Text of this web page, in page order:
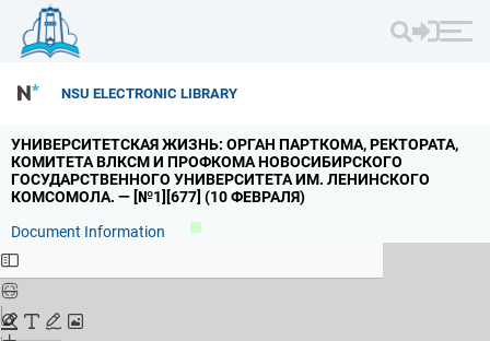
NSU ELECTRONIC LIBRARY
УНИВЕРСИТЕТСКАЯ ЖИЗНЬ: ОРГАН ПАРТКОМА,РЕКТОРАТА,
КОМИТЕТА ВЛКСМ И ПРОФКОМА НОВОСИБИРСКОГО
ГОСУДАРСТВЕННОГО УНИВЕРСИТЕТА ИМ. ЛЕНИНСКОГО
КОМСОМОЛА. — [№1][677] (10 ФЕВРАЛЯ)
Document Information